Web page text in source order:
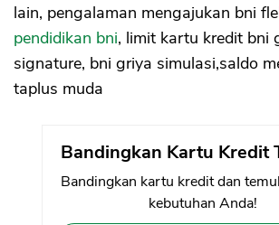
lain, pengalaman mengajukan bni
pendidikan bni, limit kartu kredit bni
signature, bni griya simulasi,saldo
taplus muda
Bandingkan Kartu Kredit
Bandingkan kartu kredit dan
kebutuhan Anda!